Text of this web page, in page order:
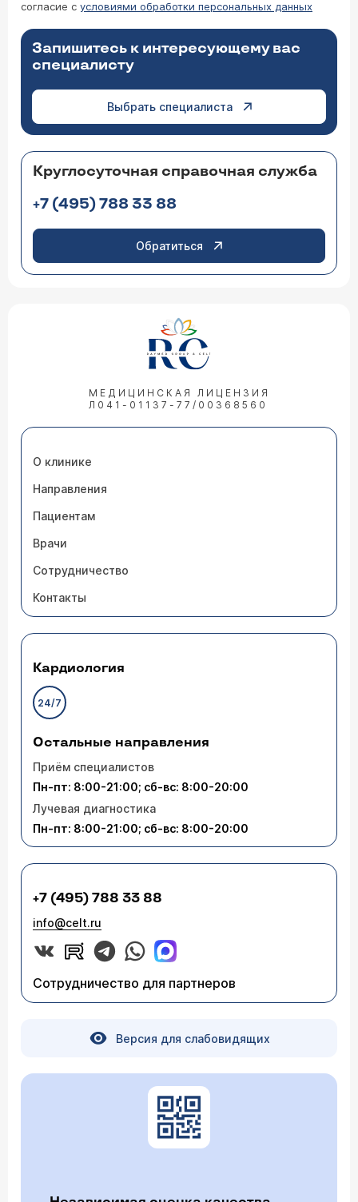
согласие с условиями обработки персональных данных
Запишитесь к интересующему вас
специалисту
Выбрать специалиста
Круглосуточная справочная служба
+7 (495) 788 33 88
Обратиться
МЕДИЦИНСКАЯ ЛИЦЕНЗИЯ
Л041-01137-77/00368560
О клинике
Направления
Пациентам
Врачи
Сотрудничество
Контакты
Кардиология
24/7
Остальные направления
Приём специалистов
Пн-пт: 8:00-21:00; сб-вс: 8:00-20:00
Лучевая диагностика
Пн-пт: 8:00-21:00; сб-вс: 8:00-20:00
+7 (495) 788 33 88
info@celt.ru
Сотрудничество для партнеров
Версия для слабовидящих